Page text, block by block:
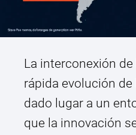
La interconexión
rápida evolución
dado lugar a un
que la innovación